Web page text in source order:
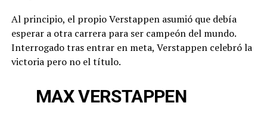
Al principio, el propio Verstappen asumió que debía
esperar a otra carrera para ser campeón del mundo.
Interrogado tras entrar en meta, Verstappen celebró la
victoria pero no el título.
MAX VERSTAPPEN